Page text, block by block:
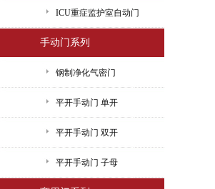
ICU重症监护室自动门
手动门系列
钢制净化气密门
平开手动门 单开
平开手动门 双开
平开手动门 子母